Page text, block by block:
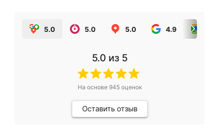
5.0 5.0 5.0 4.9
5.0 из 5
На основе 945оценок
Оставить отзыв